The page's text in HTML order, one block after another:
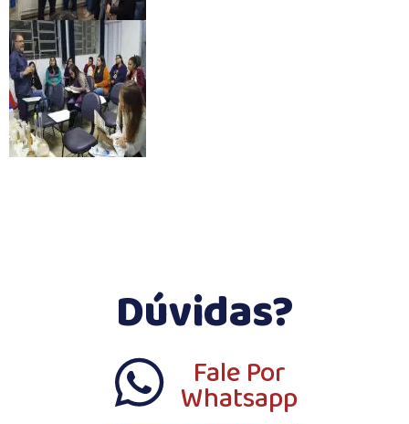
Dúvidas?
Fale Por
Whatsapp